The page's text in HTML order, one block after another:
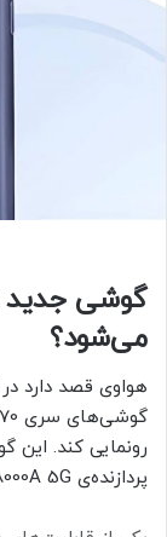
می‌شود؟
رونمایی کند. این
پردازنده‌ی Kirin 8000A 5G عرضه خواهد شد.